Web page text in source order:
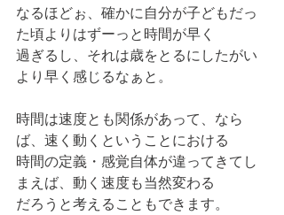
なるほどぉ、確かに自分が子どもだっ
た頃よりはずーっと時間が早く
過ぎるし、それは歳をとるにしたがい
より早く感じるなぁと。
時間は速度とも関係があって、なら
ば、速く動くということにおける
時間の定義・感覚自体が違ってきてし
まえば、動く速度も当然変わる
だろうと考えることもできます。